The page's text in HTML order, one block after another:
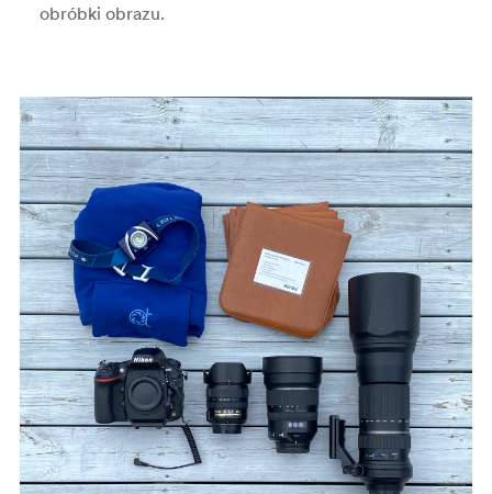
obróbki obrazu.